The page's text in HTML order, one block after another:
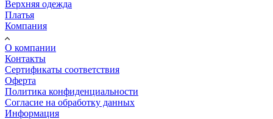
Верхняя одежда
Платья
Компания
О компании
Контакты
Сертификаты соответствия
Оферта
Политика конфиденциальности
Согласие на обработку данных
Информация